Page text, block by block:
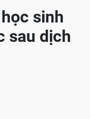
sinh
sau dịch